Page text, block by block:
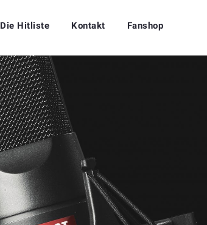
Die Hitliste Kontakt Fanshop